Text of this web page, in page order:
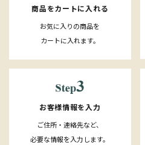
商品をカートに入れる
お気に入りの商品を
カートに入れます。
お客様情報を入力
ご住所・連絡先など、
必要な情報を入力します。